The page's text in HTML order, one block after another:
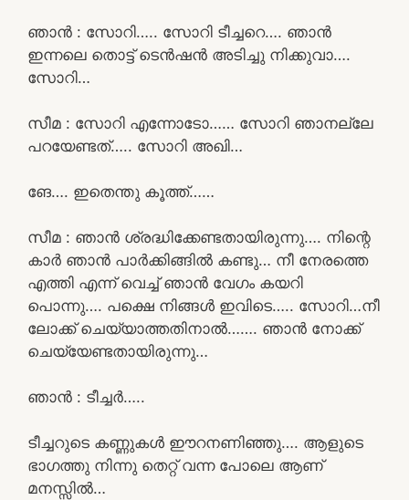
ഞാൻ : സോറി….. സോറി ടീച്ചറെ…. ഞാൻ
ഇന്നലെ തൊട്ട് ടെൻഷൻ അടിച്ചു നിക്കുവാ….
സോറി…
സീമ : സോറി എന്നോടോ…… സോറി ഞാനല്ലേ
പറയേണ്ടത്….. സോറി അഖി…
ങേ…. ഇതെന്തു കൂത്ത്……
സീമ : ഞാൻ ശ്രദ്ധിക്കേണ്ടതായിരുന്നു…. നിന്റെ
കാർ ഞാൻ പാർക്കിങ്ങിൽ കണ്ടു… നീ നേരത്തെ
എത്തി എന്ന് വെച്ച് ഞാൻ വേഗം കയറി
പൊന്നു…. പക്ഷെ നിങ്ങൾ ഇവിടെ….. സോറി…നീ
ലോക്ക് ചെയ്യാത്തതിനാൽ……. ഞാൻ നോക്ക്
ചെയ്യേണ്ടതായിരുന്നു…
ഞാൻ : ടീച്ചർ…..
ടീച്ചറുടെ കണ്ണുകൾ ഈറനണിഞ്ഞു…. ആളുടെ
ഭാഗത്തു നിന്നു തെറ്റ് വന്ന പോലെ ആണ്
മനസ്സിൽ…